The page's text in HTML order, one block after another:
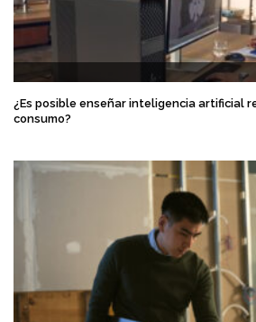
¿Es posible enseñar inteligencia artificial
consumo?